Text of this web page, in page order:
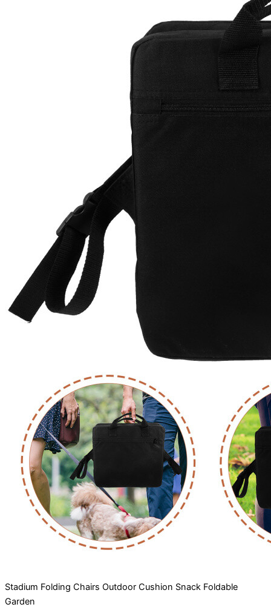
Stadium Folding Chairs Outdoor Cushion Snack Foldable
Garden